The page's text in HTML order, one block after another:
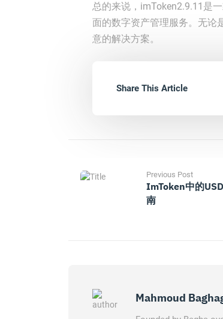
总的来说，imToken2.9.11是
面的数字资产管理服务。无论
意的解决方案。
Share This Article
Previous Post
ImToken中的
南
Mahmoud